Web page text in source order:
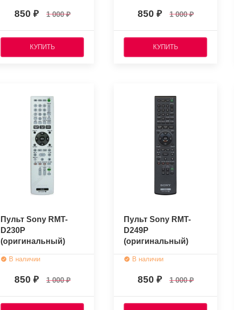
850 1 000
КУПИТЬ
850 1 000
КУПИТЬ
Пульт Sony RMT-
D230P
(оригинальный)
В наличии
850 1 000
Пульт Sony RMT-
D249P
(оригинальный)
В наличии
850 1 000